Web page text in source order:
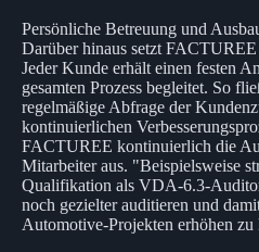
Persönliche Betreuung und
Darüber hinaus setzt
Jeder Kunde erhält einen festen
gesamten Prozess begleitet. So
regelmäßige Abfrage der
kontinuierlichen
FACTUREE kontinuierlich die
Mitarbeiter aus. "Beispielsweise
Qualifikation als VDA-6.3-
noch gezielter auditieren und
Automotive-Projekten erhöhen